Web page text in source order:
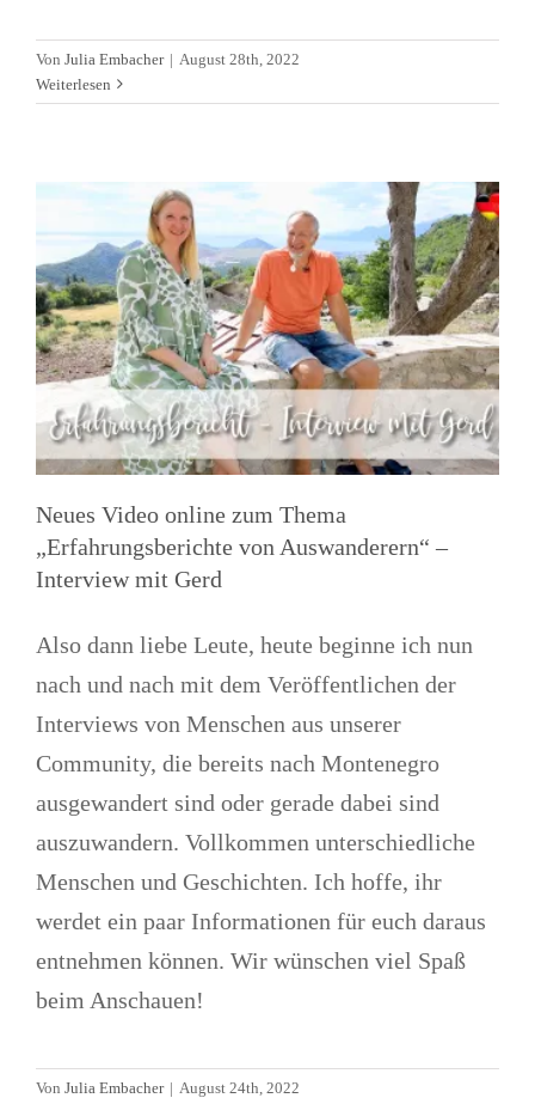
Von Julia Embacher | August 28th, 2022
Weiterlesen
Auswanderern“ – Interview mit
Gerd
Schule
Treffen Videos
Neues Video online zum Thema
„Erfahrungsberichte von Auswanderern“ –
Interview mit Gerd
Also dann liebe Leute, heute beginne ich nun
nach und nach mit dem Veröffentlichen der
Interviews von Menschen aus unserer
Community, die bereits nach Montenegro
ausgewandert sind oder gerade dabei sind
auszuwandern. Vollkommen unterschiedliche
Menschen und Geschichten. Ich hoffe, ihr
werdet ein paar Informationen für euch daraus
entnehmen können. Wir wünschen viel Spaß
beim Anschauen!
Von Julia Embacher | August 24th, 2022
nach eigenem Quellwasser /